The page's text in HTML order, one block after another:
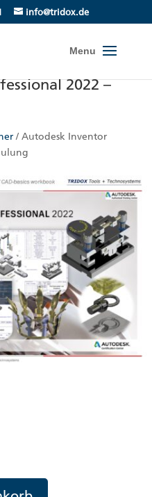
info@tridox.de
2022 –
/ Autodesk Inventor